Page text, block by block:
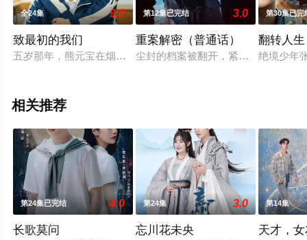
全24集 9.0
致最初的我们
五岁那年，熊元宝在烟花厂工作的父母，因工厂爆炸而去世，
第12集已完结 3.0
重案解密（普通话）
尘封的档案被翻开，紧张感扑面而来
第30集已完
翻转人
绝境少年
相关推荐
第24集已完结 4.0
长歌莫问
第24集 3.0
忘川花未央
第14集
天才，